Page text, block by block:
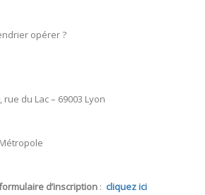
opérer ?
du Lac – 69003 Lyon
d’inscription : cliquez ici